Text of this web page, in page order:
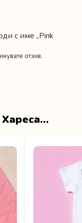
с име „Pink
отзив.